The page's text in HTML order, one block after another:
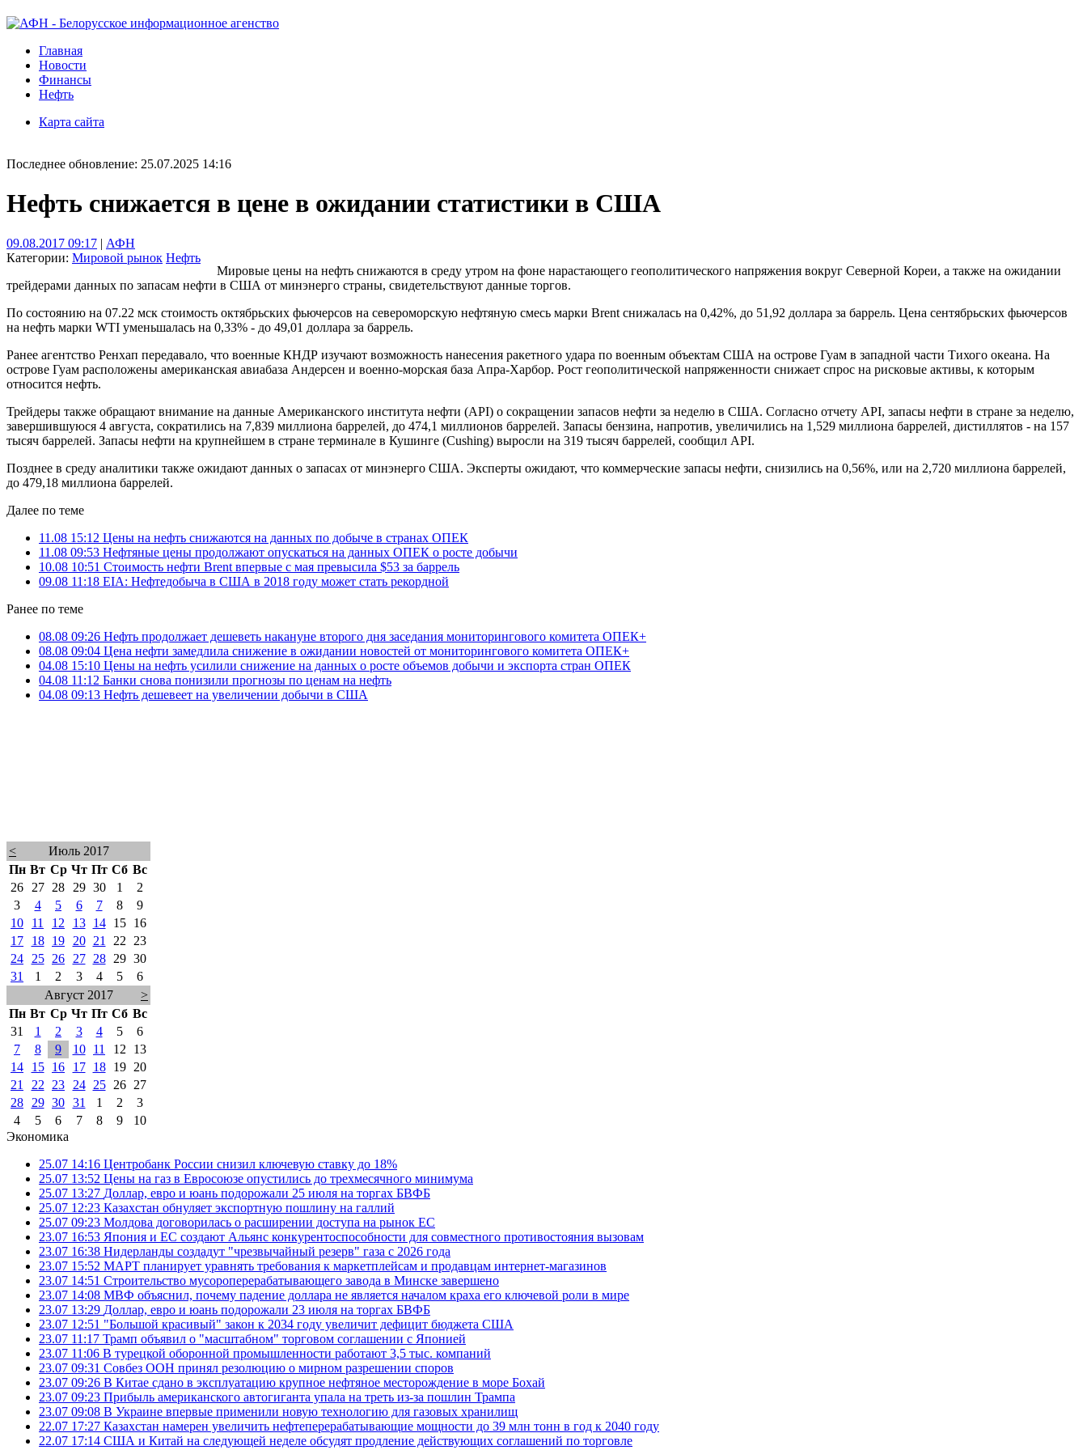
Главная
Новости
Финансы
Нефть
Карта сайта
Последнее обновление: 25.07.2025 14:16
Нефть снижается в цене в ожидании статистики в США
09.08.2017 09:17 | АФН
Категории: Мировой рынок Нефть
Мировые цены на нефть снижаются в среду утром на фоне нарастающего геополитического напряжения вокруг Северной Кореи, а также на ожидании
трейдерами данных по запасам нефти в США от минэнерго страны, свидетельствуют данные торгов.
По состоянию на 07.22 мск стоимость октябрьских фьючерсов на североморскую нефтяную смесь марки Brent снижалась на 0,42%, до 51,92 доллара за баррель. Цена сентябрьских фьючерсов
на нефть марки WTI уменьшалась на 0,33% - до 49,01 доллара за баррель.
Ранее агентство Ренхап передавало, что военные КНДР изучают возможность нанесения ракетного удара по военным объектам США на острове Гуам в западной части Тихого океана. На
острове Гуам расположены американская авиабаза Андерсен и военно-морская база Апра-Харбор. Рост геополитической напряженности снижает спрос на рисковые активы, к которым
относится нефть.
Трейдеры также обращают внимание на данные Американского института нефти (API) о сокращении запасов нефти за неделю в США. Согласно отчету API, запасы нефти в стране за неделю,
завершившуюся 4 августа, сократились на 7,839 миллиона баррелей, до 474,1 миллионов баррелей. Запасы бензина, напротив, увеличились на 1,529 миллиона баррелей, дистиллятов - на 157
тысяч баррелей. Запасы нефти на крупнейшем в стране терминале в Кушинге (Cushing) выросли на 319 тысяч баррелей, сообщил API.
Позднее в среду аналитики также ожидают данных о запасах от минэнерго США. Эксперты ожидают, что коммерческие запасы нефти, снизились на 0,56%, или на 2,720 миллиона баррелей,
до 479,18 миллиона баррелей.
Далее по теме
11.08 15:12 Цены на нефть снижаются на данных по добыче в странах ОПЕК
11.08 09:53 Нефтяные цены продолжают опускаться на данных ОПЕК о росте добычи
10.08 10:51 Стоимость нефти Brent впервые с мая превысила $53 за баррель
09.08 11:18 EIA: Нефтедобыча в США в 2018 году может стать рекордной
Ранее по теме
08.08 09:26 Нефть продолжает дешеветь накануне второго дня заседания мониторингового комитета ОПЕК+
08.08 09:04 Цена нефти замедлила снижение в ожидании новостей от мониторингового комитета ОПЕК+
04.08 15:10 Цены на нефть усилили снижение на данных о росте объемов добычи и экспорта стран ОПЕК
04.08 11:12 Банки снова понизили прогнозы по ценам на нефть
04.08 09:13 Нефть дешевеет на увеличении добычи в США
<
Июль 2017
Пн Вт Ср Чт Пт Сб Вс
26
27 28 29 30 1
2
3
4 5 6 7 8
9
10
11 12 13 14 15
16
17
18 19 20 21 22
23
24
25 26 27 28 29 30
31
1 2 3 4 5
6
Август 2017
>
Пн Вт Ср Чт Пт Сб Вс
31
1 2 3 4 5
6
7
8 9 10 11 12
13
14
15 16 17 18 19
20
21
22 23 24 25 26
27
28
29 30 31 1 2
3
4
5 6 7 8 9
10
Экономика
25.07 14:16 Центробанк России снизил ключевую ставку до 18%
25.07 13:52 Цены на газ в Евросоюзе опустились до трехмесячного минимума
25.07 13:27 Доллар, евро и юань подорожали 25 июля на торгах БВФБ
25.07 12:23 Казахстан обнуляет экспортную пошлину на галлий
25.07 09:23 Молдова договорилась о расширении доступа на рынок ЕС
23.07 16:53 Япония и ЕС создают Альянс конкурентоспособности для совместного противостояния вызовам
23.07 16:38 Нидерланды создадут "чрезвычайный резерв" газа с 2026 года
23.07 15:52 МАРТ планирует уравнять требования к маркетплейсам и продавцам интернет-магазинов
23.07 14:51 Строительство мусороперерабатывающего завода в Минске завершено
23.07 14:08 МВФ объяснил, почему падение доллара не является началом краха его ключевой роли в мире
23.07 13:29 Доллар, евро и юань подорожали 23 июля на торгах БВФБ
23.07 12:51 "Большой красивый" закон к 2034 году увеличит дефицит бюджета США
23.07 11:17 Трамп объявил о "масштабном" торговом соглашении с Японией
23.07 11:06 В турецкой оборонной промышленности работают 3,5 тыс. компаний
23.07 09:31 Совбез ООН принял резолюцию о мирном разрешении споров
23.07 09:26 В Китае сдано в эксплуатацию крупное нефтяное месторождение в море Бохай
23.07 09:23 Прибыль американского автогиганта упала на треть из-за пошлин Трампа
23.07 09:08 В Украине впервые применили новую технологию для газовых хранилищ
22.07 17:27 Казахстан намерен увеличить нефтеперерабатывающие мощности до 39 млн тонн в год к 2040 году
22.07 17:14 США и Китай на следующей неделе обсудят продление действующих соглашений по торговле